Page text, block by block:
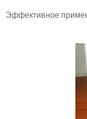
Эффективное